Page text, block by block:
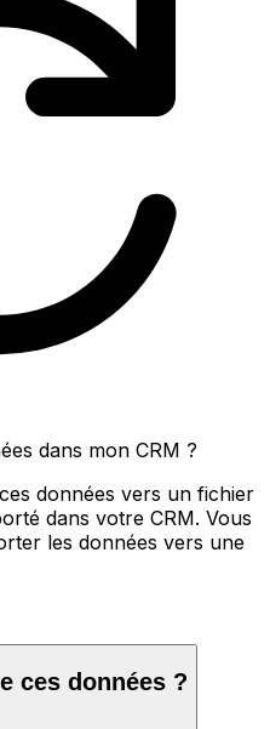
dans mon CRM ?
données vers un fichier
dans votre CRM. Vous
les données vers une
ces données ?